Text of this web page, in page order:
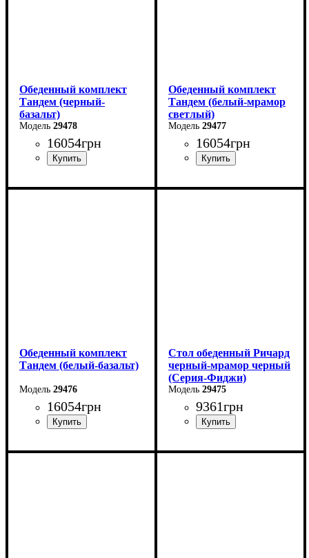
Обеденный комплект
Тандем (черный-
базальт)
29478
16054грн
Обеденный комплект
Тандем (белый-мрамор
светлый)
29477
16054грн
Обеденный комплект
Тандем (белый-базальт)
29476
16054грн
Стол обеденный Ричард
черный-мрамор черный
(Серия-Фиджи)
29475
9361грн
Ширина: 140 см